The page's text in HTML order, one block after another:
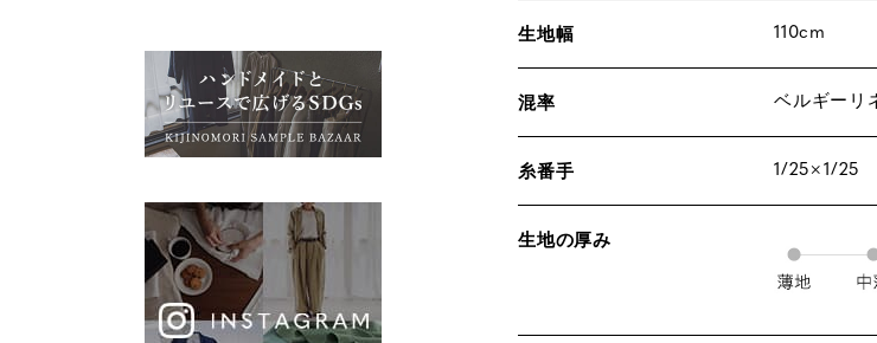
生地幅 110cm
混率 ベルギーリ
糸番手 1/25×1/25
生地の厚み